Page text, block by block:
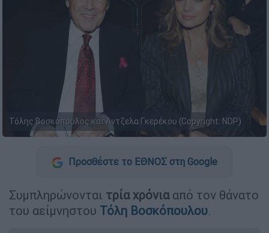
Τόλης Βοσκόπουλος και Άντζελα Γκερέκου (Copyright: NDP)
Προσθέστε το ΕΘΝΟΣ στη Google
Συμπληρώνονται τρία χρόνιααπό τον θάνατο
του αείμνηστου Τόλη Βοσκόπουλου.